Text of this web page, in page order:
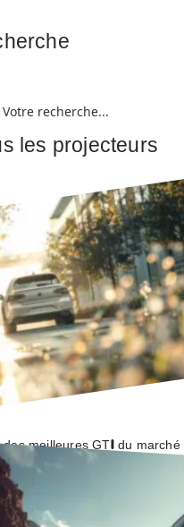
les projecteurs
des meilleures GTI du marché